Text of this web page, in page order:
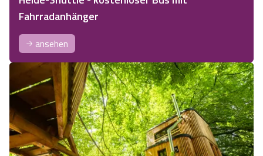
Fahrradanhänger
ansehen